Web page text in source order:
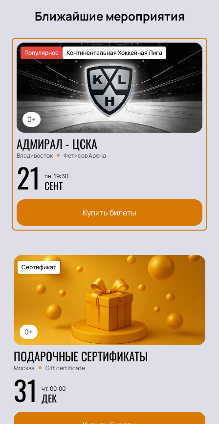
Ближайшие мероприятия
0+
Континентальная Хоккейная Лига
Популярное
АДМИРАЛ - ЦСКА
Владивосток Фетисов Арена
21 пн, 19:30
СЕНТ
Купить билеты
0+
Сертификат
ПОДАРОЧНЫЕ СЕРТИФИКАТЫ
Москва Gift certificate
31 чт, 00:00
ДЕК